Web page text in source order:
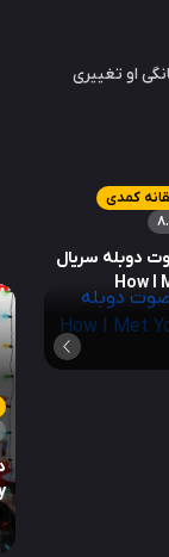
او تغییری
کمدی
دوبله سریال
How I